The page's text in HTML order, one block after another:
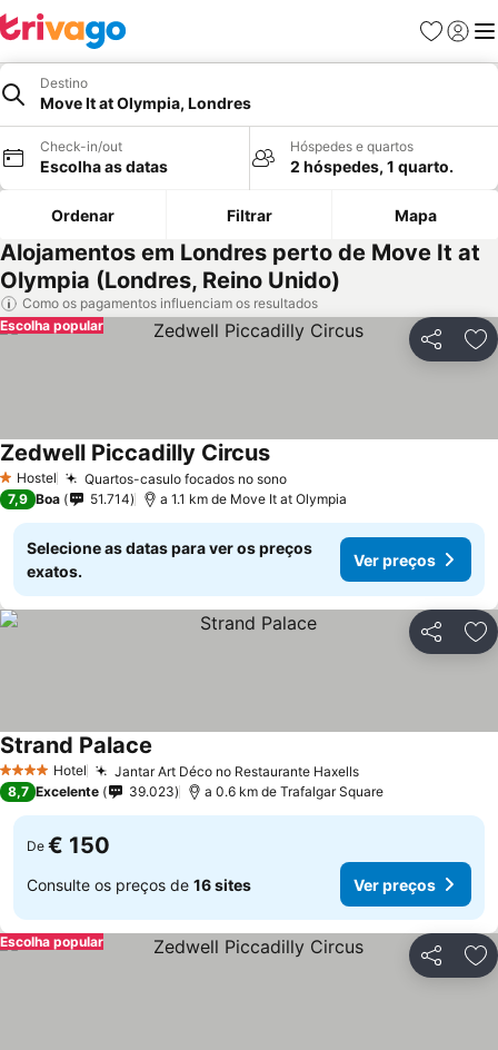
Favoritos
Iniciar
Destino
Move It at Olympia, Londres
Check-in/out
Escolha as datas
Hóspedes e quartos
2 hóspedes, 1 quarto.
Ordenar Filtrar Mapa
Alojamentos em Londres perto de Move It at
Olympia (Londres, Reino Unido)
Como os pagamentos influenciam os resultados
Partilhar
Escolha popular
1 Estrelas
Hostel Quartos-casulo focados no sono
Zedwell Piccadilly Circus
7,9 Boa 51.714 a 1.1 km de Move It at Olympia
Selecione as datas para ver os preços
exatos.
Ver preços
Partilhar
4 EstrelasHotel Jantar Art Déco no Restaurante Haxells
Strand Palace
8,7 Excelente 39.023 a 0.6 km de Trafalgar Square
De € 150
Consulte os preços de 16 sites Ver preços
Partilhar
Escolha popular